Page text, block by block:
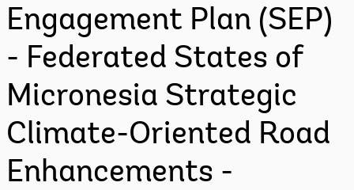
Engagement Plan (SEP)
- Federated States of
Micronesia Strategic
Climate-Oriented Road
Enhancements -